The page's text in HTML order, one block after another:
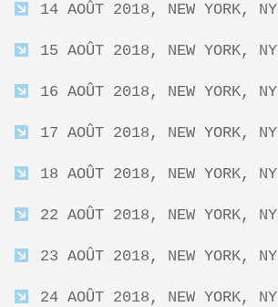
14 AOÛT 2018, NEW YORK, NY
15 AOÛT 2018, NEW YORK, NY
16 AOÛT 2018, NEW YORK, NY
17 AOÛT 2018, NEW YORK, NY
18 AOÛT 2018, NEW YORK, NY
22 AOÛT 2018, NEW YORK, NY
23 AOÛT 2018, NEW YORK, NY
24 AOÛT 2018, NEW YORK, NY